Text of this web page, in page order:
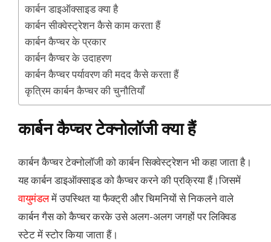
कार्बन डाइऑक्साइड क्या है
कार्बन सीक्वेस्ट्रेशन कैसे काम करता हैं
कार्बन कैप्चर के प्रकार
कार्बन कैप्चर के उदाहरण
कार्बन कैप्चर पर्यावरण की मदद कैसे करता हैं
कृत्रिम कार्बन कैप्चर की चुनौतियाँ
कार्बन कैप्चर टेक्नोलॉजी क्या हैं
कार्बन कैप्चर टेक्नोलॉजी को कार्बन सिक्वेस्ट्रेशन भी कहा जाता है।
यह कार्बन डाइऑक्साइड को कैप्चर करने की प्रक्रिया हैं।जिसमें
वायुमंडलमें उपस्थित या फैक्ट्री और चिमनियों से निकलने वाले
कार्बन गैस को कैप्चर करके उसे अलग-अलग जगहों पर लिक्विड
स्टेट में स्टोर किया जाता हैं।